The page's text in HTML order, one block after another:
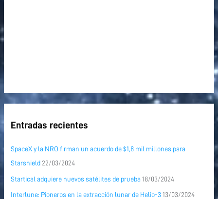
Entradas recientes
SpaceX y la NRO firman un acuerdo de $1,8 mil millones para
Starshield 22/03/2024
Startical adquiere nuevos satélites de prueba 18/03/2024
Interlune: Pioneros en la extracción lunar de Helio-3 13/03/2024